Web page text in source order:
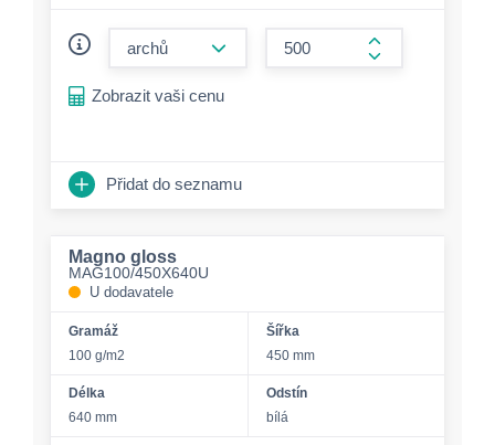
form.increase-
Zobrazit vaši cenu
Přidat do seznamu
Magno gloss
MAG100/450X640U
U dodavatele
Gramáž
100 g/m2
Šířka
450 mm
Délka
640 mm
Odstín
bílá